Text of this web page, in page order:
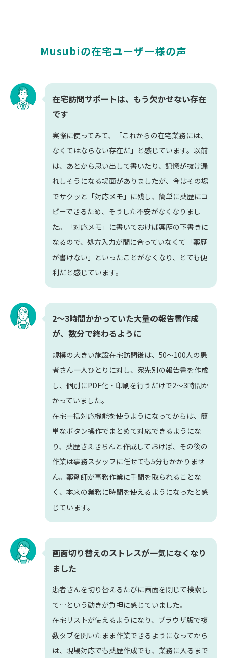
Musubiの在宅ユーザー様の声
在宅訪問サポートは、もう欠かせない存在
です
実際に使ってみて、「これからの在宅業務には、
なくてはならない存在だ」と感じています。以前
は、あとから思い出して書いたり、記憶が抜け漏
れしそうになる場面がありましたが、今はその場
でサクッと「対応メモ」に残し、簡単に薬歴にコ
ピーできるため、そうした不安がなくなりまし
た。「対応メモ」に書いておけば薬歴の下書きに
なるので、処方入力が間に合っていなくて「薬歴
が書けない」といったことがなくなり、とても便
利だと感じています。
2〜3時間かかっていた大量の報告書作成
が、数分で終わるように
規模の大きい施設在宅訪問後は、50〜100人の患
者さん一人ひとりに対し、宛先別の報告書を作成
し、個別にPDF化・印刷を行うだけで2〜3時間か
かっていました。
在宅一括対応機能を使うようになってからは、簡
単なボタン操作でまとめて対応できるようにな
り、薬歴さえきちんと作成しておけば、その後の
作業は事務スタッフに任せても5分もかかりませ
ん。薬剤師が事務作業に手間を取られることな
く、本来の業務に時間を使えるようになったと感
じています。
画面切り替えのストレスが一気になくなり
ました
患者さんを切り替えるたびに画面を閉じて検索し
て…という動きが負担に感じていました。
在宅リストが使えるようになり、ブラウザ版で複
数タブを開いたまま作業できるようになってから
は、現場対応でも薬歴作成でも、業務に入るまで